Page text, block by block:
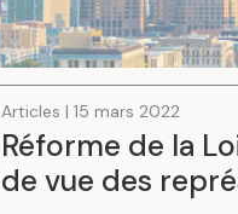
Articles | 15 mars 2022
Réforme de la
de vue des